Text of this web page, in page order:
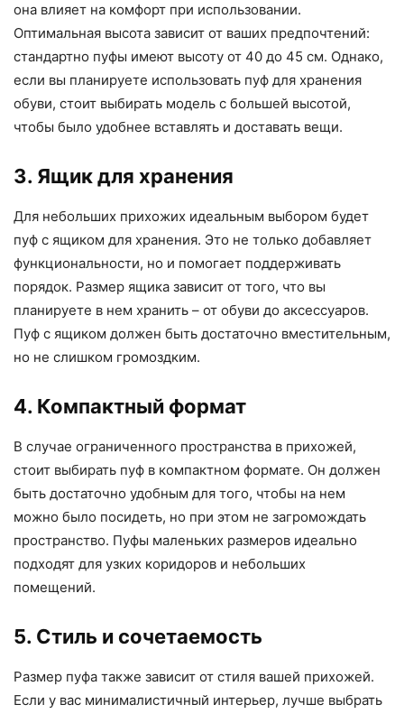
она влияет на комфорт при использовании.
Оптимальная высота зависит от ваших предпочтений:
стандартно пуфы имеют высоту от 40 до 45 см. Однако,
если вы планируете использовать пуф для хранения
обуви, стоит выбирать модель с большей высотой,
чтобы было удобнее вставлять и доставать вещи.
3. Ящик для хранения
Для небольших прихожих идеальным выбором будет
пуф с ящиком для хранения. Это не только добавляет
функциональности, но и помогает поддерживать
порядок. Размер ящика зависит от того, что вы
планируете в нем хранить – от обуви до аксессуаров.
Пуф с ящиком должен быть достаточно вместительным,
но не слишком громоздким.
4. Компактный формат
В случае ограниченного пространства в прихожей,
стоит выбирать пуф в компактном формате. Он должен
быть достаточно удобным для того, чтобы на нем
можно было посидеть, но при этом не загромождать
пространство. Пуфы маленьких размеров идеально
подходят для узких коридоров и небольших
помещений.
5. Стиль и сочетаемость
Размер пуфа также зависит от стиля вашей прихожей.
Если у вас минималистичный интерьер, лучше выбрать